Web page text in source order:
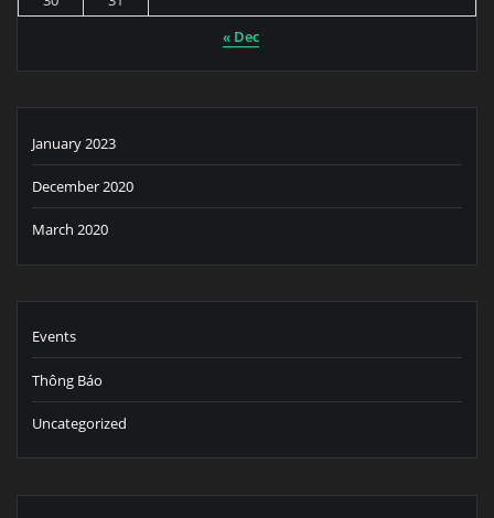
« Dec
January 2023
December 2020
March 2020
Events
Thông Báo
Uncategorized